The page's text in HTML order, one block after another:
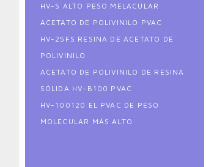
HV-S ALTO PESO MELACULAR
ACETATO DE POLIVINILO PVAC
HV-25FS RESINA DE ACETATO DE
POLIVINILO
ACETATO DE POLIVINILO DE RESINA
SÓLIDA HV-B100 PVAC
HV-100120 EL PVAC DE PESO
MOLECULAR MÁS ALTO